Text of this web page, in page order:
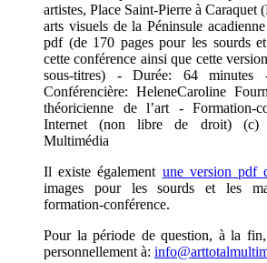
artistes, Place Saint-Pierre à Caraquet
arts visuels de la Péninsule
pdf (de 170 pages pour les sourds
cette conférence ainsi que cette
sous-titres) - Durée: 64 minutes
Conférencière: HeleneCaroline
théoricienne de l’art - Formation-
Internet (non libre de droit) (c)
Multimédia
Il existe également une version pdf
images pour les sourds et les
formation-conférence.
Pour la période de question, à la
personnellement à: